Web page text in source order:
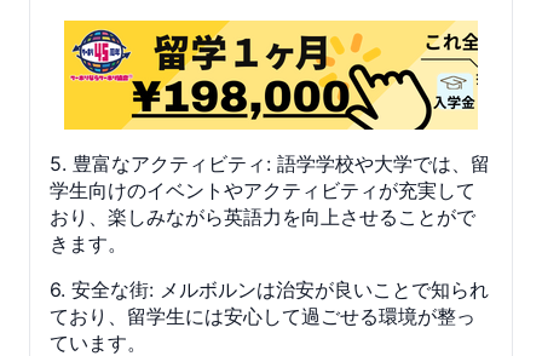
5. 豊富なアクティビティ: 語学学校や大学では、留
学生向けのイベントやアクティビティが充実して
おり、楽しみながら英語力を向上させることがで
きます。
6. 安全な街: メルボルンは治安が良いことで知られ
ており、留学生には安心して過ごせる環境が整っ
ています。